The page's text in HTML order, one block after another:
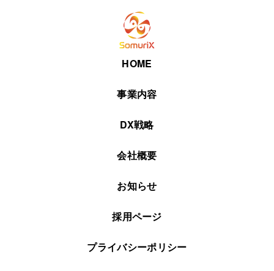
HOME
事業内容
DX戦略
会社概要
お知らせ
採用ページ
プライバシーポリシー